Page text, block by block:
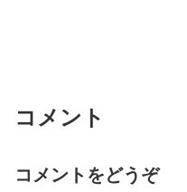
コメント
コメントをどうぞ